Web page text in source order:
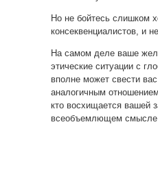
Но не бойтесь слишком
консеквенциалистов, и
На самом деле ваше
этические ситуации с
вполне может свести
аналогичным
кто восхищается вашей
всеобъемлющем смысле